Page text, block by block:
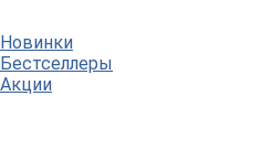
Новинки
Бестселлеры
Акции